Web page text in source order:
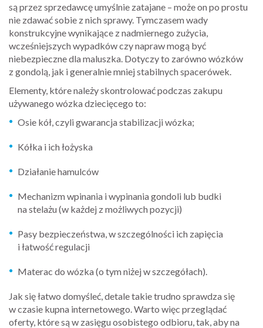
są przez sprzedawcę umyślnie zatajane – może on po prostu
nie zdawać sobie z nich sprawy. Tymczasem wady
konstrukcyjne wynikające z nadmiernego zużycia,
wcześniejszych wypadków czy napraw mogą być
niebezpieczne dla maluszka. Dotyczy to zarówno wózków
z gondolą, jak i generalnie mniej stabilnych spacerówek.
Elementy, które należy skontrolować podczas zakupu
używanego wózka dziecięcego to:
Osie kół, czyli gwarancja stabilizacji wózka;
Kółka i ich łożyska
Działanie hamulców
Mechanizm wpinania i wypinania gondoli lub budki
na stelażu (w każdej z możliwych pozycji)
Pasy bezpieczeństwa, w szczególności ich zapięcia
i łatwość regulacji
Materac do wózka (o tym niżej w szczegółach).
Jak się łatwo domyśleć, detale takie trudno sprawdza się
w czasie kupna internetowego. Warto więc przeglądać
oferty, które są w zasięgu osobistego odbioru, tak, aby na